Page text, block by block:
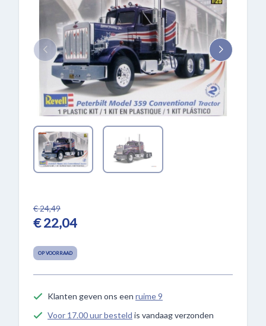
€ 24,49
€ 22,04
OP VOORRAAD
Klanten geven ons een ruime 9
Voor 17.00 uur besteld is vandaag verzonden